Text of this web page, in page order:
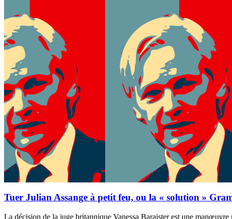
Tuer Julian Assange à petit feu, ou la « solution »
La décision de la juge britannique Vanessa Baraister est une